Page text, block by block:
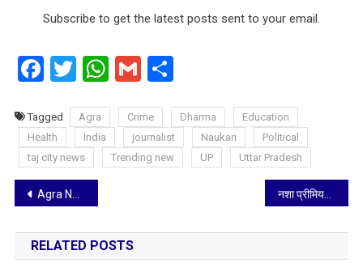
Subscribe to get the latest posts sent to your email.
Facebook
Twitter
WhatsApp
GmailShare
Tagged Agra Crime Dharma
Education
Health
India journalist Naukari
Political
taj city news
Trending new UP Uttar Pradesh
Post
navigation
Agra News: दयालबाग में लोहड़ी की रही धूम, बच्चों ने दी सांस्कृतिक प्रस्तुति नशा प्रीमियर नाइट्स ने मनाया बॉलीवुड में ऋतिक रोशन के 25 शानदार वर्षों का जश्न
RELATED POSTS